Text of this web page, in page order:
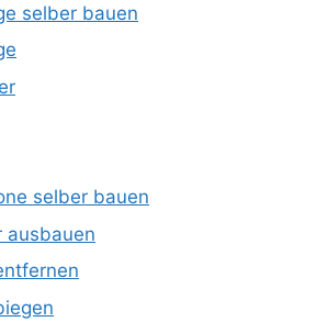
selber bauen
selber bauen
ausbauen